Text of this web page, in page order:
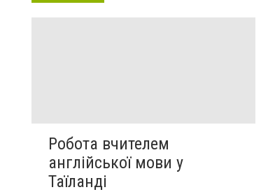
Робота вчителем
англійської мови у
Таїланді